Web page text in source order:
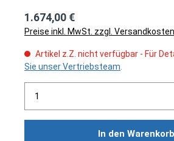
1.674,00 €
Preise inkl. MwSt. zzgl. Versandkosten
Artikel z.Z. nicht verfügbar - Für
Sie unser Vertriebsteam
Produkt Anzahl: Gib den
In den Warenkorb